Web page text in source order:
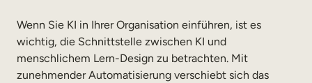
Wenn Sie KI in Ihrer Organisation einführen, ist es
wichtig, die Schnittstelle zwischen KI und
menschlichem Lern-Design zu betrachten. Mit
zunehmender Automatisierung verschiebt sich das